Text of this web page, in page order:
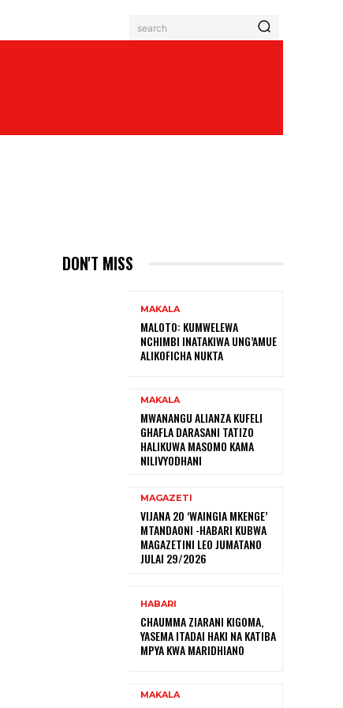
search
DON'T MISS
MAKALA
MALOTO: KUMWELEWA
NCHIMBI INATAKIWA UNG’AMUE
ALIKOFICHA NUKTA
MAKALA
MWANANGU ALIANZA KUFELI
GHAFLA DARASANI TATIZO
HALIKUWA MASOMO KAMA
NILIVYODHANI
MAGAZETI
VIJANA 20 ‘WAINGIA MKENGE’
MTANDAONI -HABARI KUBWA
MAGAZETINI LEO JUMATANO
JULAI 29/2026
HABARI
CHAUMMA ZIARANI KIGOMA,
YASEMA ITADAI HAKI NA KATIBA
MPYA KWA MARIDHIANO
MAKALA